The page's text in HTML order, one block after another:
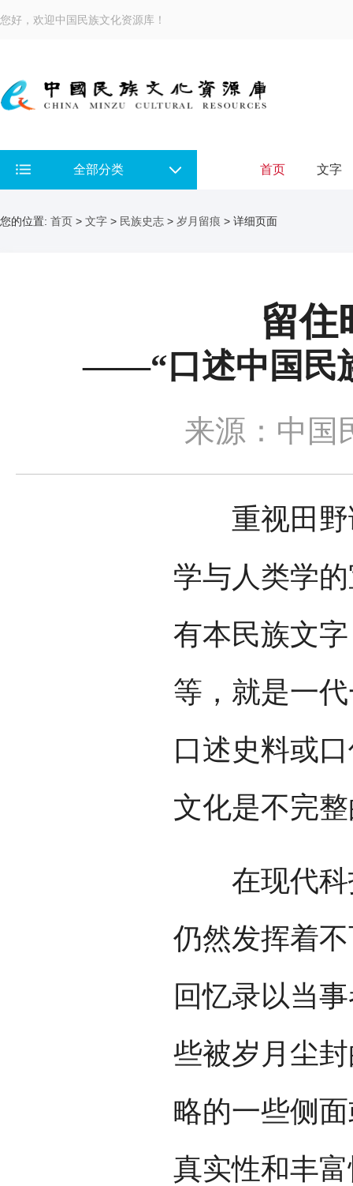
您好，欢迎中国民族文化资源库！
全部分类 首页 文字
您的位置: 首页 > 文字 > 民族史志 > 岁月留痕 > 详细页面
留住
——“口述中国民
来源：中国
重视田野
学与人类学
有本民族文
等，就是一
口述史料或
文化是不完
在现代科
仍然发挥着
回忆录以当
些被岁月尘
略的一些侧
真实性和丰